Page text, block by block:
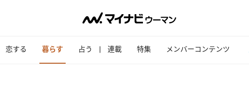
恋する 暮らす 占う 連載 特集 メンバーコンテンツ